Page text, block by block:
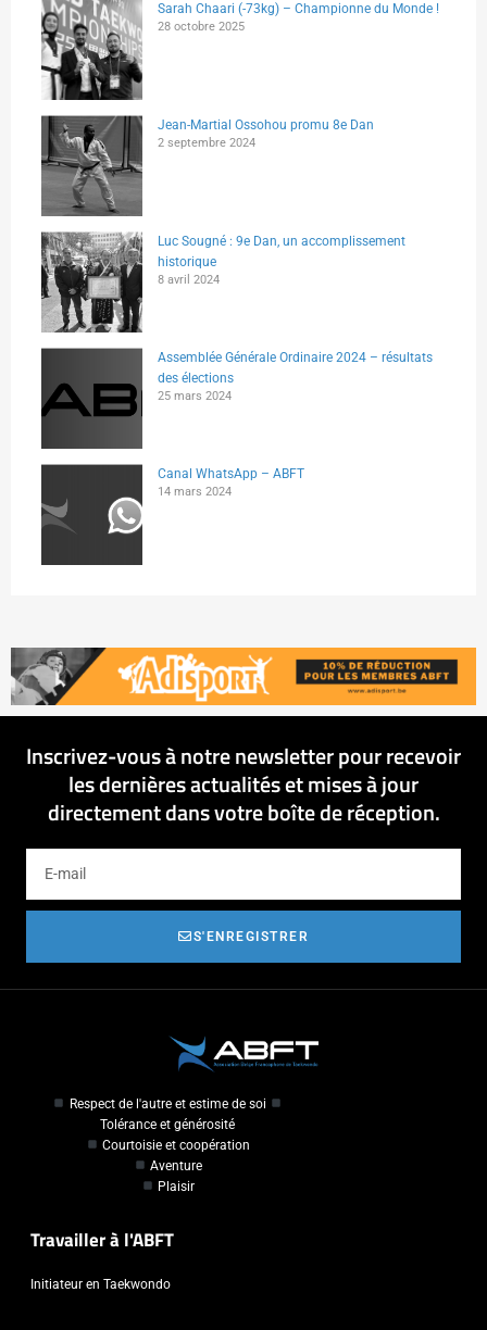
Sarah Chaari (-73kg) – Championne du Monde !
28 octobre 2025
Jean-Martial Ossohou promu 8e Dan
2 septembre 2024
Luc Sougné : 9e Dan, un accomplissement
historique
8 avril 2024
Assemblée Générale Ordinaire 2024 – résultats
des élections
25 mars 2024
Canal WhatsApp – ABFT
14 mars 2024
Inscrivez-vous à notre newsletter pour recevoir
les dernières actualités et mises à jour
directement dans votre boîte de réception.
S'ENREGISTRER
Respect de l'autre et estime de soi
Tolérance et générosité
Courtoisie et coopération
Aventure
Plaisir
Travailler à l'ABFT
Initiateur en Taekwondo